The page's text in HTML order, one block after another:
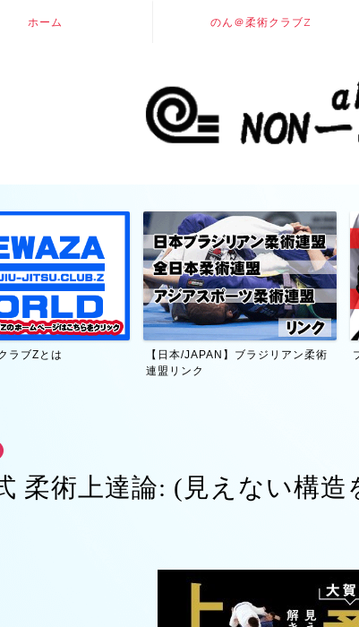
ホーム のん＠柔術クラブZ
ラブZとは
【日本/JAPAN】ブラジリアン柔術
連盟リンク
柔術上達論: (見えない構造